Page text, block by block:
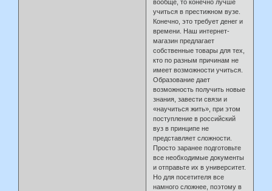
вообще, то конечно лучше
учиться в престижном вузе.
Конечно, это требует денег и
времени. Наш интернет-
магазин предлагает
собственные товары для тех,
кто по разным причинам не
имеет возможности учиться.
Образование дает
возможность получить новые
знания, завести связи и
«научиться жить», при этом
поступление в российский
вуз в принципе не
представляет сложности.
Просто заранее подготовьте
все необходимые документы
и отправьте их в университет.
Но для посетителя все
намного сложнее, поэтому в